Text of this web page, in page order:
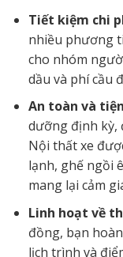
Tiết kiệm chi
nhiều phương
cho nhóm
dầu và phí cầu
An toàn và
dưỡng định kỳ,
Nội thất xe
lạnh, ghế ngồi
mang lại cảm
Linh hoạt về
đồng, bạn
lịch trình và